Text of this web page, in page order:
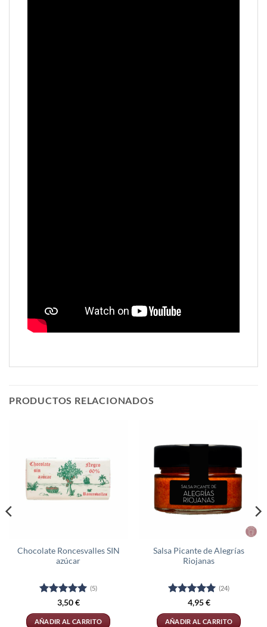
PRODUCTOS RELACIONADOS
Chocolate Roncesvalles SIN
azúcar
Valorado
con5de 5
(5)
3,50€
AÑADIR AL CARRITO
Salsa Picante de Alegrías
Riojanas
Valorado
con4.96
de 5
(24)
4,95€
AÑADIR AL CARRITO